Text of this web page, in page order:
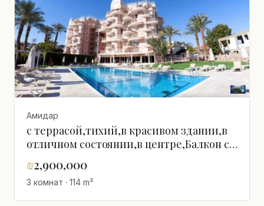
Амидар
с террасой,тихий,в красивом здании,в
отличном состоянии,в центре,Балкон с
расположение,Хорошее
предложение,Тихое место,Высокий
этаж с видом,Большой,Премиум-
₪2,900,000
3 комнат · 114 m²